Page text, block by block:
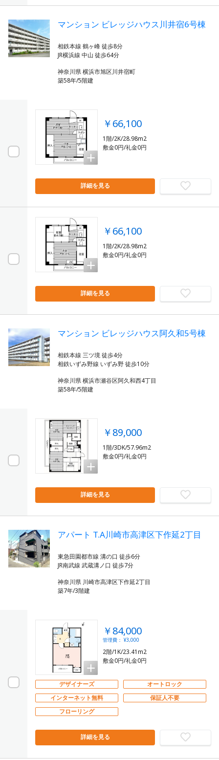
マンション ビレッジハウス川井宿6号棟
相鉄本線 鶴ヶ峰 徒歩8分
神奈川県 横浜市旭区川井宿町
築58年/5階建
￥66,100
1階/2K/28.98m2
敷金0円/礼金0円
詳細を見る
￥66,100
1階/2K/28.98m2
敷金0円/礼金0円
詳細を見る
マンション ビレッジハウス阿久和5号棟
相鉄本線 三ツ境 徒歩4分
神奈川県 横浜市瀬谷区阿久和西4丁目
築58年/5階建
￥89,000
1階/3DK/57.96m2
敷金0円/礼金0円
詳細を見る
アパート T.A川崎市高津区下作延2丁目
東急田園都市線 溝の口 徒歩6分
神奈川県 川崎市高津区下作延2丁目
築7年/3階建
￥84,000
管理費： ¥3,000
2階/1K/23.41m2
敷金0円/礼金0円
デザイナーズ
オートロック
インターネット無料
保証人不要
フローリング
詳細を見る